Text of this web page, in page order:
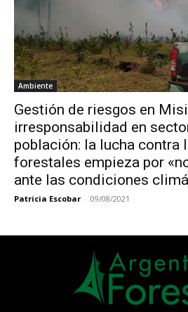
Ambiente
Gestión de riesgos en
irresponsabilidad en
población: la lucha contra
forestales empieza por
ante las condiciones
Patricia Escobar - 09/08/2021